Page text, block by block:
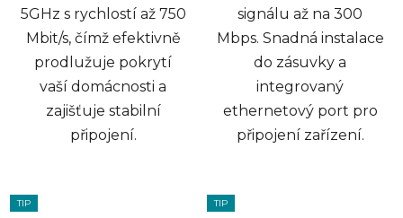
5GHz s rychlostí až 750
Mbit/s, čímž efektivně
prodlužuje pokrytí
vaší domácnosti a
zajišťuje stabilní
připojení.
signálu až na 300
Mbps. Snadná instalace
do zásuvky a
integrovaný
ethernetový port pro
připojení zařízení.
TIP TIP